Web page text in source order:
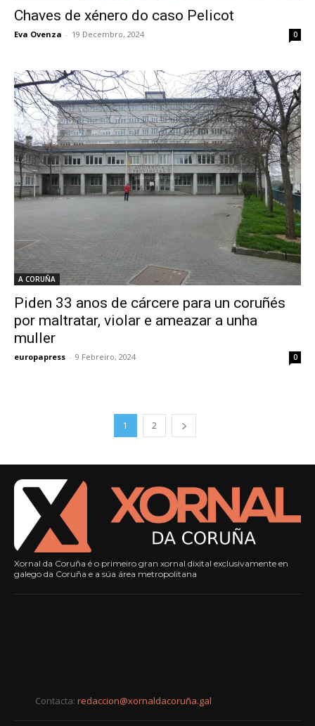
Chaves de xénero do caso Pelicot
Eva Ovenza - 19 Decembro, 2024 0
A CORUÑA
Piden 33 anos de cárcere para un coruñés
por maltratar, violar e ameazar a unha
muller
europapress - 9 Febreiro, 2024 0
1 2
Xornal da Coruña é o primeiro gran xornal dixital exclusivamente en
galego da Coruña e a súa área metropolitana
Contacta: redaccion@xornaldacoruña.gal